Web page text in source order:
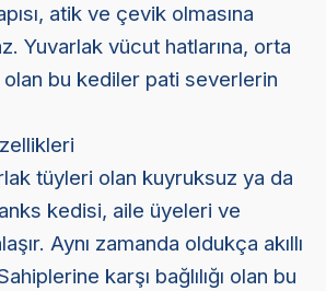
atik ve çevik olmasına
Yuvarlak vücut hatlarına, orta
olan bu kediler pati severlerin
tüyleri olan kuyruksuz ya da
kedisi, aile üyeleri ve
Aynı zamanda oldukça akıllı
karşı bağlılığı olan bu